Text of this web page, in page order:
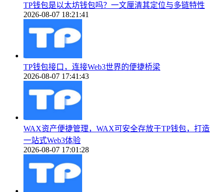
TP钱包是以太坊钱包吗？一文厘清其定位与多链特性
2026-08-07 18:21:41
TP钱包接口，连接Web3世界的便捷桥梁
2026-08-07 17:41:43
WAX资产便捷管理，WAX可安全存放于TP钱包，打造
一站式Web3体验
2026-08-07 17:01:28